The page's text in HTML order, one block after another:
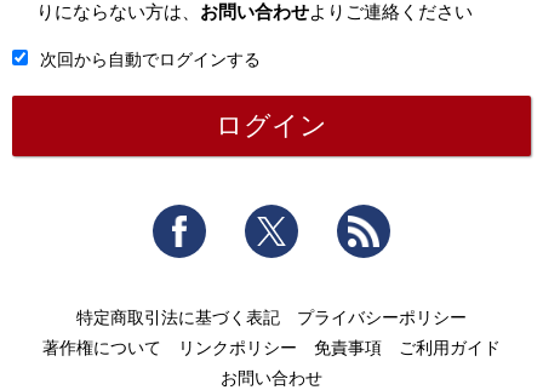
りにならない方は、 お問い合わせよりご連絡ください
次回から自動でログインする
Facebook Twitter
特定商取引法に基づく表記
プライバシーポリシー
著作権について
リンクポリシー 免責事項
ご利用ガイド
お問い合わせ